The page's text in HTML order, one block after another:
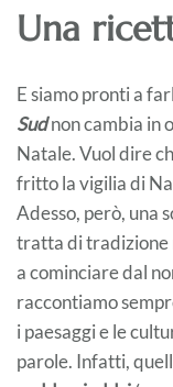
Una
E siamo pronti a
Sudnon cambia in
Natale. Vuol dire
fritto la vigilia di
Adesso, però, una
tratta di tradizione
a cominciare dal
raccontiamo
i paesaggi e le
parole. Infatti,